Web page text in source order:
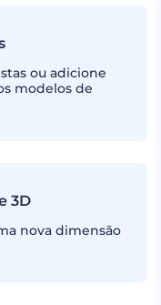
ou adicione
modelos de
3D
nova dimensão